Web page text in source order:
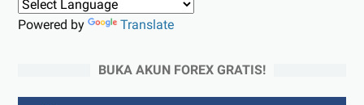
Powered by Translate
BUKA AKUN FOREX GRATIS!